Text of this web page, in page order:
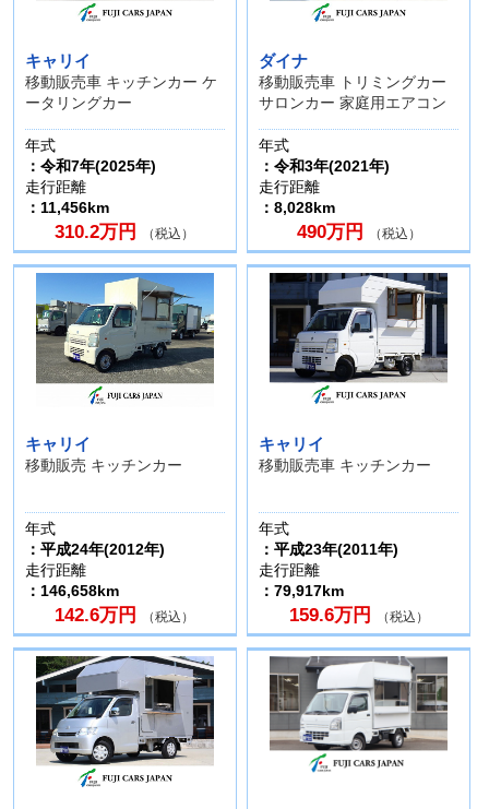
キャリイ
移動販売車 キッチンカー ケ
ータリングカー
年式
：令和7年(2025年)
走行距離
：11,456km
310.2万円 （税込）
ダイナ
移動販売車 トリミングカー
サロンカー 家庭用エアコン
年式
：令和3年(2021年)
走行距離
：8,028km
490万円 （税込）
キャリイ
移動販売 キッチンカー
年式
：平成24年(2012年)
走行距離
：146,658km
142.6万円 （税込）
キャリイ
移動販売車 キッチンカー
年式
：平成23年(2011年)
走行距離
：79,917km
159.6万円 （税込）